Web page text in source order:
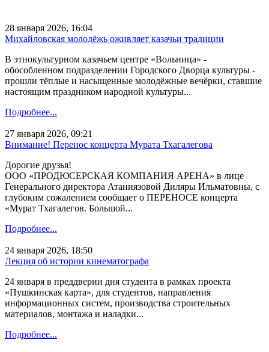
28 января 2026, 16:04
Михайловская молодёжь оживляет казачьи традиции
В этнокультурном казачьем центре «Вольница» -
обособленном подразделении Городского Дворца культуры -
прошли тёплые и насыщенные молодёжные вечёрки, ставшие
настоящим праздником народной культуры...
Подробнее...
27 января 2026, 09:21
Внимание! Перенос концерта Мурата Тхагалегова
Дорогие друзья!
ООО «ПРОДЮСЕРСКАЯ КОМПАНИЯ АРЕНА» в лице
Генерального директора Атаниязовой Диляры Ильматовны, с
глубоким сожалением сообщает о ПЕРЕНОСЕ концерта
«Мурат Тхагалегов. Большой...
Подробнее...
24 января 2026, 18:50
Лекция об истории кинематографа
24 января в преддверии дня студента в рамках проекта
«Пушкинская карта», для студентов, направления
информационных систем, производства строительных
материалов, монтажа и наладки...
Подробнее...